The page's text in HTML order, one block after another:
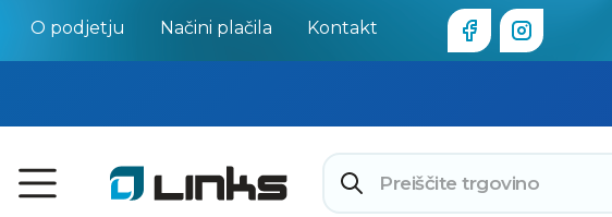
O podjetju Načini plačila Kontakt